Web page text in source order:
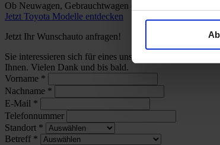
Ob Neuwagen, Gebrauchtwagen oder individuelles
Jetzt Toyota Modelle entdecken
Jetzt Ihr Wunschauto anfragen!
Sie interessieren sich für eines unserer Toyota-Modelle
Ihnen. Vielen Dank und bis bald.
Vorname *
Nachname *
E-Mail *
Telefonnummer
Standort *
Betreff *